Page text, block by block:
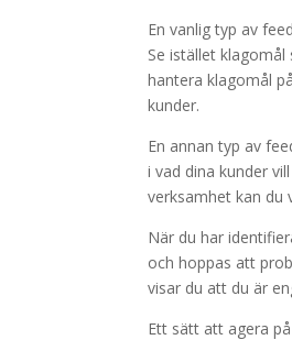
En vanlig typ av
Se istället
hantera klagomål
kunder.
En annan typ av
i vad dina kunder
verksamhet kan du
När du har
och hoppas att
visar du att du är
Ett sätt att agera